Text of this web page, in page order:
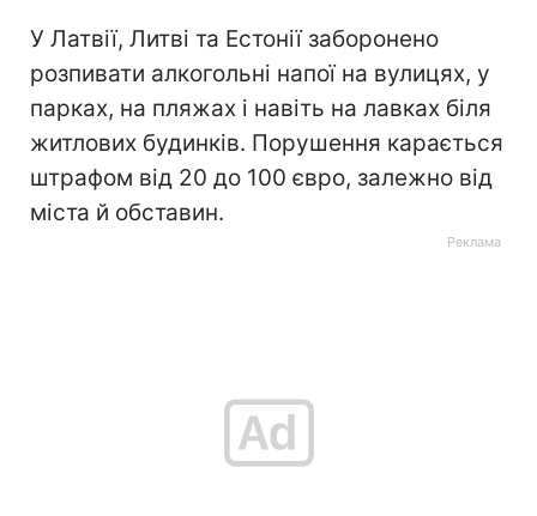
У Латвії, Литві та Естонії заборонено
розпивати алкогольні напої на вулицях, у
парках, на пляжах і навіть на лавках біля
житлових будинків. Порушення карається
штрафом від 20 до 100 євро, залежно від
міста й обставин.